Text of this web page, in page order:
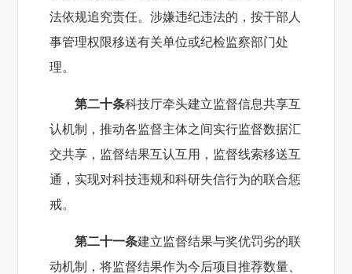
法依规追究责任。涉嫌违纪违法的，按干部人
事管理权限移送有关单位或纪检监察部门处
理。
第二十条科技厅牵头建立监督信息共享互
认机制，推动各监督主体之间实行监督数据汇
交共享，监督结果互认互用，监督线索移送互
通，实现对科技违规和科研失信行为的联合惩
戒。
第二十一条建立监督结果与奖优罚劣的联
动机制，将监督结果作为今后项目推荐数量、